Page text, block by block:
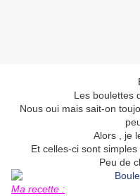
Les boulettes
Nous oui mais sait-on
Alors , je
Et celles-ci sont
Peu de
Ma recette :